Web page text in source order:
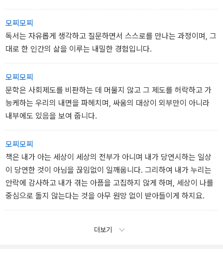
지금 이 시대의 삶의 문제에 얼마나
유효하며 얼마나 설득력이 있느냐
하는 것이지요.
지금 내 삶의 문제에 제대로 잘 응답하려는
간절한 요구에서 나옵니다.
독서란 다만 그뿐,
모찌모찌
독서는 자유롭게 생각하고 질문하면서 스스로를 만나는 과정이며, 그
대로 한 인간의 삶을 이루는 내밀한 경험입니다.
모찌모찌
문학은 사회제도를 비판하는 데 머물지 않고 그 제도를 허락하고 가
능케하는 우리의 내면을 파헤치며, 싸움의 대상이 외부만이 아니라
내부에도 있음을 보여 줍니다.
모찌모찌
책은 내가 아는 세상이 세상의 전부가 아니며 내가 당연시하는 일상
이 당연한 것이 아님을 끊임없이 일깨웁니다. 그리하여 내가 누리는
안락에 감사하고 내가 겪는 아픔을 고집하지 않게 하며, 세상이 나를
중심으로 돌지 않는다는 것을 아무 원망 없이 받아들이게 하지요.
더보기